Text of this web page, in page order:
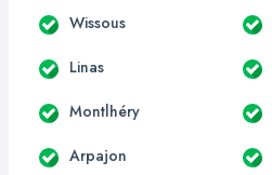
Wissous
Linas
Montlhéry
Arpajon